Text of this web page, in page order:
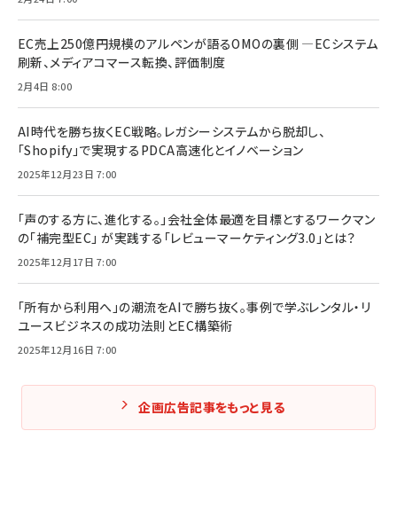
EC売上250億円規模のアルペンが語るOMOの裏側 ―ECシステム
刷新、メディアコマース転換、評価制度
2月4日 8:00
AI時代を勝ち抜くEC戦略。レガシーシステムから脱却し、
「Shopify」で実現するPDCA高速化とイノベーション
2025年12月23日 7:00
「声のする方に、進化する。」会社全体最適を目標とするワークマン
の「補完型EC」 が実践する「レビューマーケティング3.0」とは？
2025年12月17日 7:00
「所有から利用へ」の潮流をAIで勝ち抜く。事例で学ぶレンタル・リ
ユースビジネスの成功法則とEC構築術
2025年12月16日 7:00
企画広告記事をもっと見る